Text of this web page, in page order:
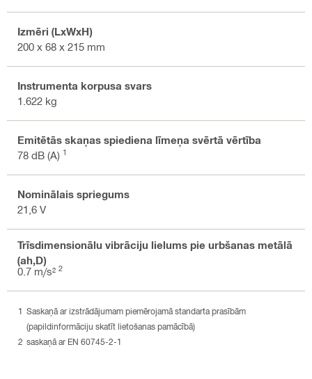
Izmēri (LxWxH)
200 x 68 x 215 mm
Instrumenta korpusa svars
1.622 kg
Emitētās skaņas spiediena līmeņa svērtā vērtība
78 dB (A) 1
Nominālais spriegums
21,6 V
Trīsdimensionālu vibrāciju lielums pie urbšanas metālā
(ah,D)
0.7 m/s² 2
Saskaņā ar izstrādājumam piemērojamā standarta prasībām
(papildinformāciju skatīt lietošanas pamācībā)
saskaņā ar EN 60745-2-1